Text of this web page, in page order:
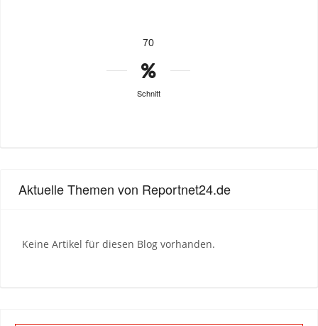
70
Schnitt
Aktuelle Themen von Reportnet24.de
Keine Artikel für diesen Blog vorhanden.